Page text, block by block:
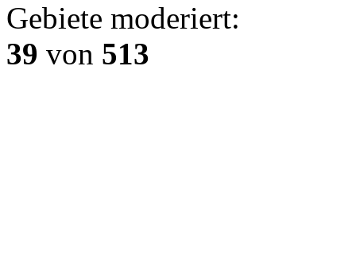
Gebiete moderiert:
39 von 513